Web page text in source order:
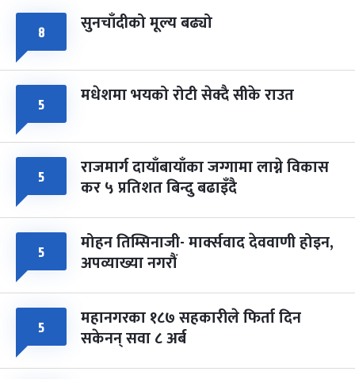
८ सुनचाँदीको मूल्य बढ्यो
५ मधेशमा भयको रोटी सेक्दै सीके राउत
५ राजमार्ग दायाँबायाँका जग्गामा लाग्ने विकास
कर ५ प्रतिशत बिन्दु बढाइँदै
५ मोहन तिम्सिनाजी- मार्क्सवाद देववाणी होइन,
अपव्याख्या नगरौं
५ महानगरका १८७ सहकारीले फिर्ता दिन
सकेनन् सवा ८ अर्ब